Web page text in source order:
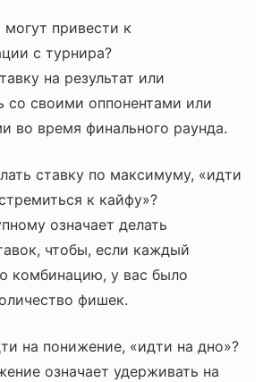
привести к
с турнира?
на результат или
со своими оппонентами или
во время финального раунда.
ставку по максимуму, «идти
к кайфу»?
означает делать
чтобы, если каждый
комбинацию, у вас было
фишек.
на понижение, «идти на дно»?
означает удерживать на